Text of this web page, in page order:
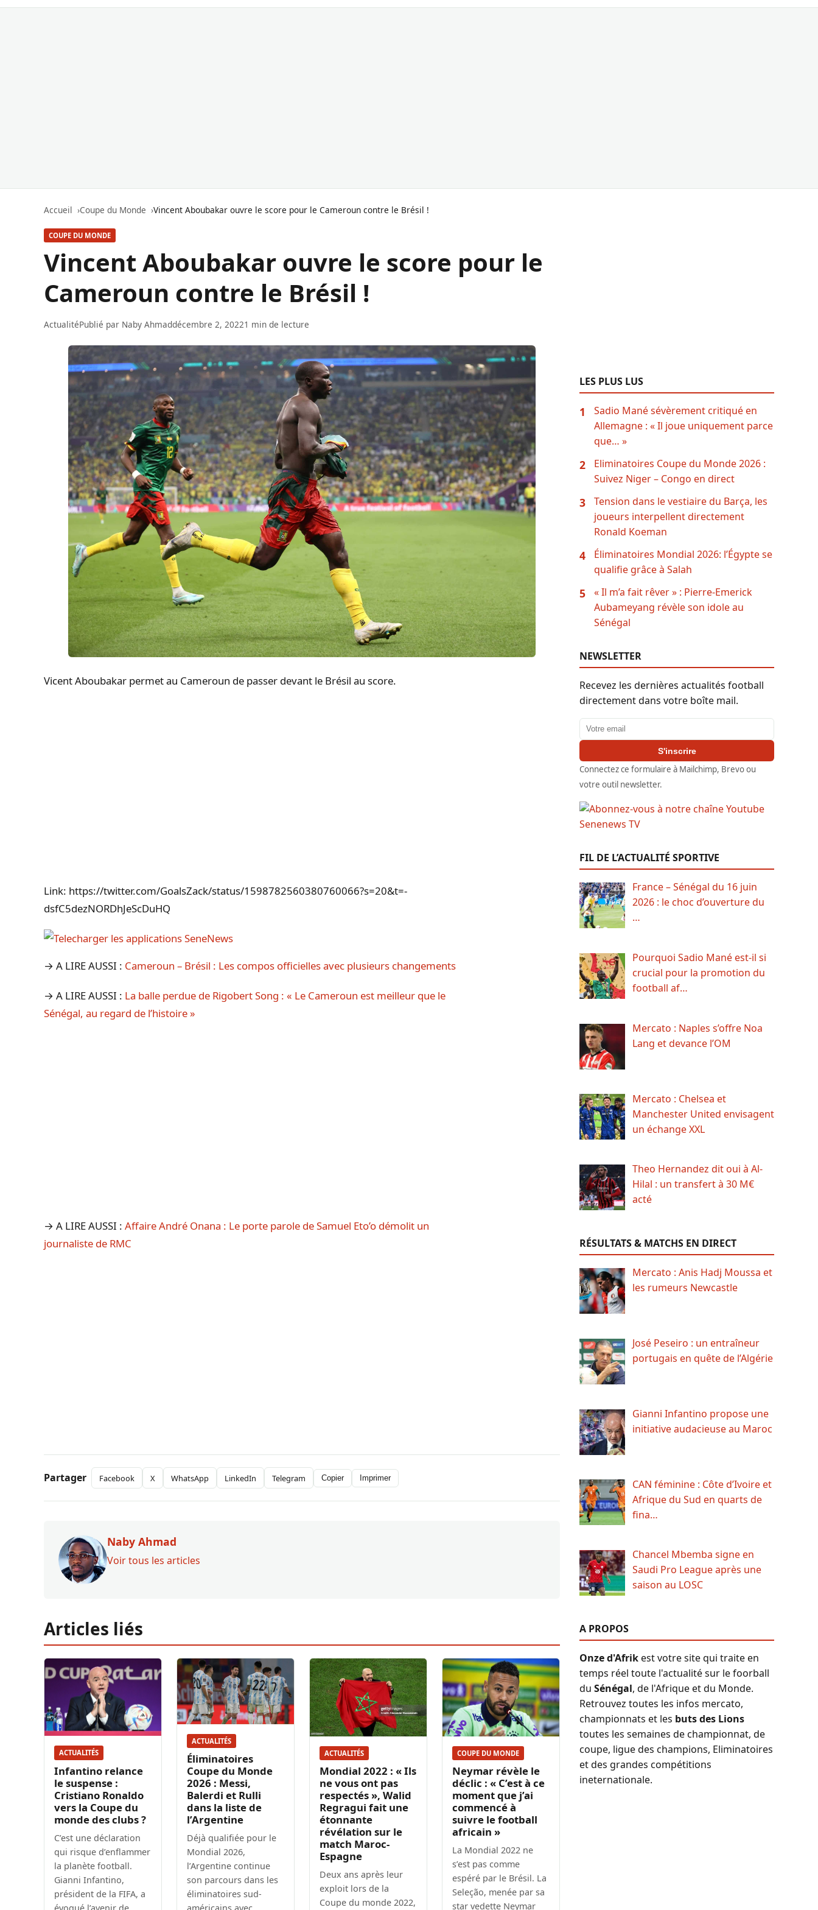
Accueil Coupe du Monde Vincent Aboubakar ouvre le score pour le Cameroun contre le Brésil !
COUPE DU MONDE
Vincent Aboubakar ouvre le score pour le
Cameroun contre le Brésil !
ActualitéPublié par Naby Ahmaddécembre 2, 20221 min de lecture
Vicent Aboubakar permet au Cameroun de passer devant le Brésil au score.
Link: https://twitter.com/GoalsZack/status/1598782560380760066?s=20&t=-
dsfC5dezNORDhJeScDuHQ
→ A LIRE AUSSI : Cameroun – Brésil : Les compos officielles avec plusieurs changements
→ A LIRE AUSSI : La balle perdue de Rigobert Song : « Le Cameroun est meilleur que le
Sénégal, au regard de l’histoire »
→ A LIRE AUSSI : Affaire André Onana : Le porte parole de Samuel Eto’o démolit un
journaliste de RMC
Partager Facebook X WhatsApp LinkedIn Telegram Copier Imprimer
Naby Ahmad
Voir tous les articles
Articles liés
ACTUALITÉS
Infantino relance
le suspense :
Cristiano Ronaldo
vers la Coupe du
monde des clubs ?
C’est une déclaration
qui risque d’enflammer
la planète football.
Gianni Infantino,
président de la FIFA, a
évoqué l’avenir de
ACTUALITÉS
Éliminatoires
Coupe du Monde
2026 : Messi,
Balerdi et Rulli
dans la liste de
l’Argentine
Déjà qualifiée pour le
Mondial 2026,
l’Argentine continue
son parcours dans les
éliminatoires sud-
ACTUALITÉS
Mondial 2022 : « Ils
ne vous ont pas
respectés », Walid
Regragui fait une
étonnante
révélation sur le
match Maroc-
Espagne
Deux ans après leur
exploit lors de la
Coupe du monde 2022,
COUPE DU MONDE
Neymar révèle le
déclic : « C’est à ce
moment que j’ai
commencé à
suivre le football
africain »
La Mondial 2022 ne
s’est pas comme
espéré par le Brésil. La
Seleção, menée par sa
star vedette Neymar
LES PLUS LUS
1
Sadio Mané sévèrement critiqué en
Allemagne : « Il joue uniquement parce
que… »
2
Eliminatoires Coupe du Monde 2026 :
Suivez Niger – Congo en direct
3
Tension dans le vestiaire du Barça, les
joueurs interpellent directement
Ronald Koeman
4
Éliminatoires Mondial 2026: l’Égypte se
qualifie grâce à Salah
5
« Il m’a fait rêver » : Pierre-Emerick
Aubameyang révèle son idole au
Sénégal
NEWSLETTER
Recevez les dernières actualités football
directement dans votre boîte mail.
Adresse email
S'inscrire
Connectez ce formulaire à Mailchimp, Brevo ou
votre outil newsletter.
FIL DE L’ACTUALITÉ SPORTIVE
France – Sénégal du 16 juin
2026 : le choc d’ouverture du
…
Pourquoi Sadio Mané est-il si
crucial pour la promotion du
football af…
Mercato : Naples s’offre Noa
Lang et devance l’OM
Mercato : Chelsea et
Manchester United envisagent
un échange XXL
Theo Hernandez dit oui à Al-
Hilal : un transfert à 30 M€
acté
RÉSULTATS & MATCHS EN DIRECT
Mercato : Anis Hadj Moussa et
les rumeurs Newcastle
José Peseiro : un entraîneur
portugais en quête de l’Algérie
Gianni Infantino propose une
initiative audacieuse au Maroc
CAN féminine : Côte d’Ivoire et
Afrique du Sud en quarts de
fina…
Chancel Mbemba signe en
Saudi Pro League après une
saison au LOSC
A PROPOS
Onze d'Afrikest votre site qui traite en
temps réel toute l'actualité sur le foorball
du Sénégal, de l'Afrique et du Monde.
Retrouvez toutes les infos mercato,
championnats et les buts des Lions
toutes les semaines de championnat, de
coupe, ligue des champions, Eliminatoires
et des grandes compétitions
ineternationale.